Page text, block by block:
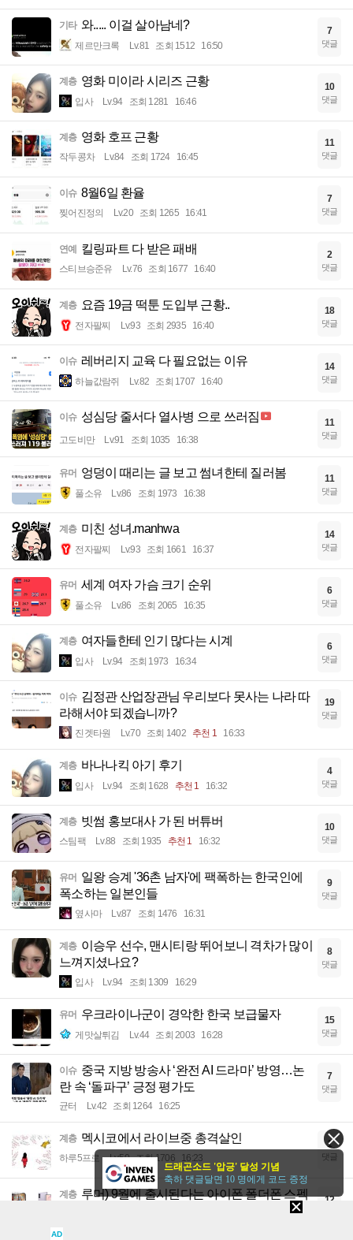
기타 와..... 이걸 살아남네?
제르만크록 Lv.81 조회 1512 16:50
7
댓글
계층 영화 미이라 시리즈 근황
입사 Lv.94 조회 1281 16:46
10
댓글
계층 영화 호프 근황
작두콩차 Lv.84 조회 1724 16:45
11
댓글
이슈 8월6일 환율
찢어진정의 Lv.20 조회 1265 16:41
7
댓글
연예 킬링파트 다 받은 패배
스티브승준유 Lv.76 조회 1677 16:40
2
댓글
계층 요즘 19금 떡툰 도입부 근황..
전자팔찌 Lv.93 조회 2935 16:40
18
댓글
이슈 레버리지 교육 다 필요없는 이유
하늘값람쥐 Lv.82 조회 1707 16:40
14
댓글
이슈 성심당 줄서다 열사병 으로 쓰러짐
고도비만 Lv.91 조회 1035 16:38
11
댓글
유머 엉덩이 때리는 글 보고 썸녀한테 질러봄
풀소유 Lv.86 조회 1973 16:38
11
댓글
계층 미친 성녀.manhwa
전자팔찌 Lv.93 조회 1661 16:37
14
댓글
유머 세계 여자 가슴 크기 순위
풀소유 Lv.86 조회 2065 16:35
6
댓글
계층 여자들한테 인기 많다는 시계
입사 Lv.94 조회 1973 16:34
6
댓글
이슈 김정관 산업장관님 우리보다 못사는 나라 따
라해서야 되겠습니까?
진겟타원 Lv.70 조회 1402 추천 1 16:33
19
댓글
계층 바나나킥 아기 후기
입사 Lv.94 조회 1628 추천 1 16:32
4
댓글
계층 빗썸 홍보대사 가 된 버튜버
스팀팩 Lv.88 조회 1935 추천 1 16:32
10
댓글
유머 일왕 승계 '36촌 남자'에 팩폭하는 한국인에
폭소하는 일본인들
옆사마 Lv.87 조회 1476 16:31
9
댓글
계층 이승우 선수, 맨시티랑 뛰어보니 격차가 많이
느껴지셨나요?
입사 Lv.94 조회 1309 16:29
8
댓글
유머 우크라이나군이 경악한 한국 보급물자
게맛살튀김 Lv.44 조회 2003 16:28
15
댓글
이슈 중국 지방 방송사 ‘완전 AI 드라마’ 방영…논
란 속 ‘돌파구’ 긍정 평가도
균터 Lv.42 조회 1264 16:25
7
댓글
계층 멕시코에서 라이브중 총격살인
하루5프로 Lv.50 조회 1706 16:23
1
댓글
계층 루머) 9월에 출시된다는 아이폰 폴더폰 스펙
12
AD
드래곤소드 '압긍' 달성 기념
축하 댓글달면 10 명에게 코드 증정